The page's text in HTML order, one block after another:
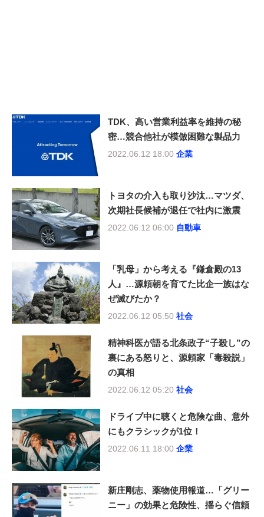
TDK、高い営業利益率を維持の秘
密…競合他社が模倣困難な製品力
2022.06.12 18:00 企業
トヨタの介入も取り沙汰…マツダ、
次期社長候補が退任で社内に激震
2022.06.12 06:00 自動車
「乳母」から考える『鎌倉殿の13
人』…源頼朝を育てた比企一族はな
ぜ滅びたか？
2022.06.12 05:50 社会
精神科医が語る北条政子“子殺し”の
裏にある怒りと、源頼家「毒殺説」
の真相
2022.06.12 05:20 社会
ドライブ中に聴くと危険な曲、意外
にもクラシックが1位！
2022.06.11 18:00 企業
新庄剛志、薬物使用報道…「グリー
ニー」の効果と危険性、揺らぐ信頼